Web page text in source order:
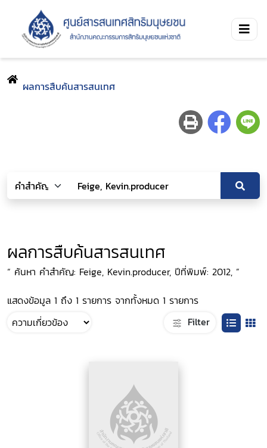
ผลการสืบค้นสารสนเทศ
ผลการสืบค้นสารสนเทศ
“ ค้นหา คำสำคัญ: Feige, Kevin.producer, ปีที่พิมพ์: 2012, ”
แสดงข้อมูล 1 ถึง 1 รายการ จากทั้งหมด 1 รายการ
Filter